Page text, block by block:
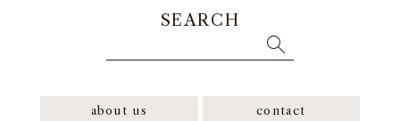
SEARCH
about us contact